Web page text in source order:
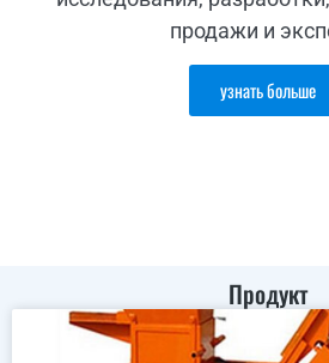
продажи и
узнать больше
Продукт